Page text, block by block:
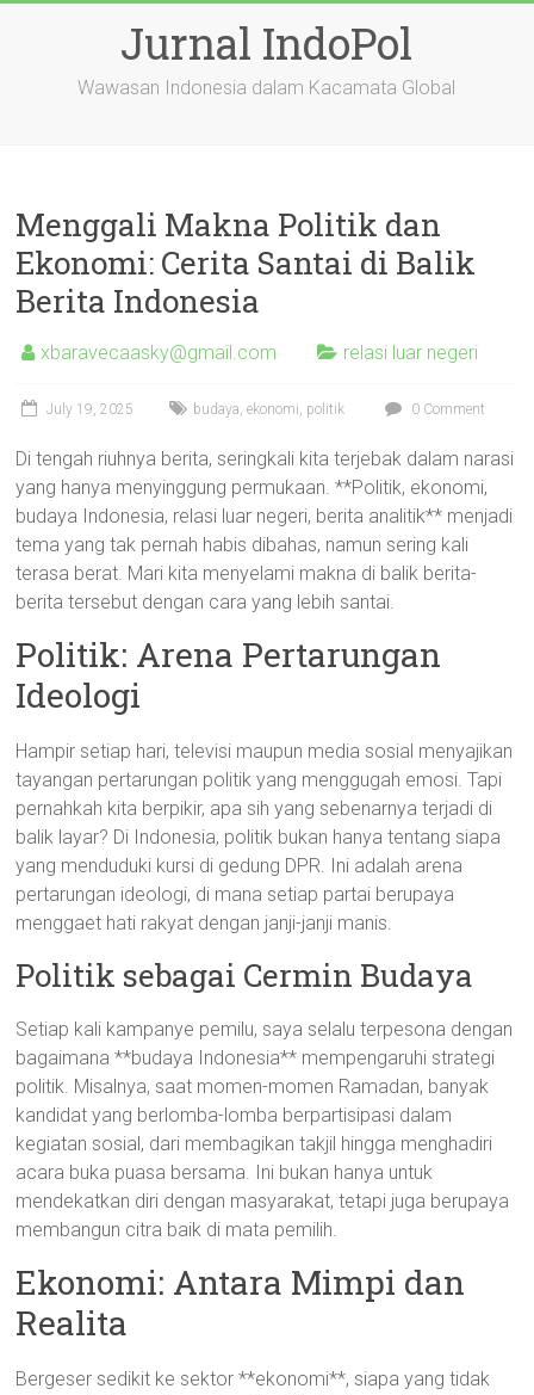
Jurnal IndoPol
Wawasan Indonesia dalam Kacamata Global
Menggali Makna Politik dan
Ekonomi: Cerita Santai di Balik
Berita Indonesia
xbaravecaasky@gmail.com relasi luar negeri
July 19, 2025 budaya,ekonomi, politik 0 Comment
Di tengah riuhnya berita, seringkali kita terjebak dalam narasi
yang hanya menyinggung permukaan. **Politik, ekonomi,
budaya Indonesia, relasi luar negeri, berita analitik** menjadi
tema yang tak pernah habis dibahas, namun sering kali
terasa berat. Mari kita menyelami makna di balik berita-
berita tersebut dengan cara yang lebih santai.
Politik: Arena Pertarungan
Ideologi
Hampir setiap hari, televisi maupun media sosial menyajikan
tayangan pertarungan politik yang menggugah emosi. Tapi
pernahkah kita berpikir, apa sih yang sebenarnya terjadi di
balik layar? Di Indonesia, politik bukan hanya tentang siapa
yang menduduki kursi di gedung DPR. Ini adalah arena
pertarungan ideologi, di mana setiap partai berupaya
menggaet hati rakyat dengan janji-janji manis.
Politik sebagai Cermin Budaya
Setiap kali kampanye pemilu, saya selalu terpesona dengan
bagaimana **budaya Indonesia** mempengaruhi strategi
politik. Misalnya, saat momen-momen Ramadan, banyak
kandidat yang berlomba-lomba berpartisipasi dalam
kegiatan sosial, dari membagikan takjil hingga menghadiri
acara buka puasa bersama. Ini bukan hanya untuk
mendekatkan diri dengan masyarakat, tetapi juga berupaya
membangun citra baik di mata pemilih.
Ekonomi: Antara Mimpi dan
Realita
Bergeser sedikit ke sektor **ekonomi**, siapa yang tidak